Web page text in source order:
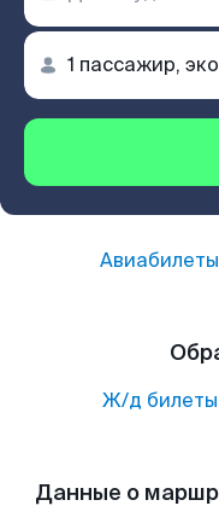
Авиабилеты
Ж/д билеты
Данные о